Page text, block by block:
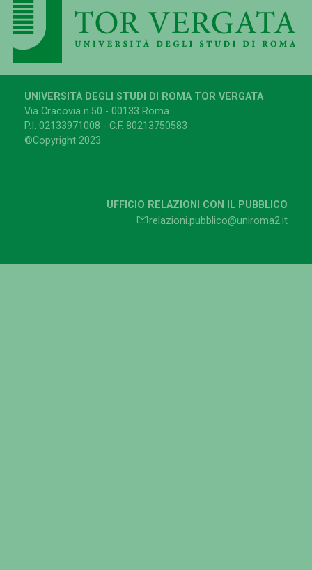
UNIVERSITÀ DEGLI STUDI DI ROMA TOR VERGATA
Via Cracovia n.50 - 00133 Roma
P.I. 02133971008 - C.F. 80213750583
©Copyright 2023
UFFICIO RELAZIONI CON IL PUBBLICO
relazioni.pubblico@uniroma2.it